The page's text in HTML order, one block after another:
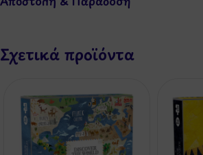
Σχετικά προϊόντα